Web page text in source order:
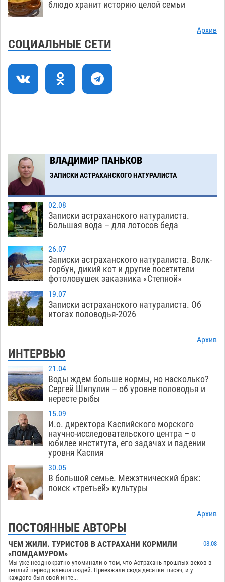
16:24
Игорь Редькин проинспектировал
земельного массива для льготников
Тяга к сверхскоростям обошлась
астраханской логистической компании в 400
тысяч рублей
14:09
С 11 августа астраханские водоемы
обеспечат притоком в семь тысяч кубов
07.08
блюдо хранит историю целой семьи
Архив
СОЦИАЛЬНЫЕ СЕТИ
ВЛАДИМИР ПАНЬКОВ
ЗАПИСКИ АСТРАХАНСКОГО НАТУРАЛИСТА
02.08
Записки астраханского натуралиста.
Большая вода – для лотосов беда
26.07
Записки астраханского натуралиста. Волк-
горбун, дикий кот и другие посетители
фотоловушек заказника «Степной»
19.07
Записки астраханского натуралиста. Об
итогах половодья-2026
Архив
ИНТЕРВЬЮ
21.04
Воды ждем больше нормы, но насколько?
Сергей Шипулин – об уровне половодья и
нересте рыбы
15.09
И.о. директора Каспийского морского
научно-исследовательского центра – о
юбилее института, его задачах и падении
уровня Каспия
30.05
В большой семье. Межэтнический брак:
поиск «третьей» культуры
Архив
ПОСТОЯННЫЕ АВТОРЫ
ЧЕМ ЖИЛИ. ТУРИСТОВ В АСТРАХАНИ КОРМИЛИ
«ПОМДАМУРОМ»
08.08
Мы уже неоднократно упоминали о том, что Астрахань прошлых веков в
теплый период влекла людей. Приезжали сюда десятки тысяч, и у
каждого был свой инте...